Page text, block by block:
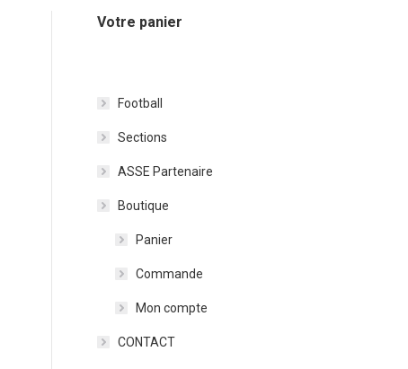
Votre panier
Football
Sections
ASSE Partenaire
Boutique
Panier
Commande
Mon compte
CONTACT